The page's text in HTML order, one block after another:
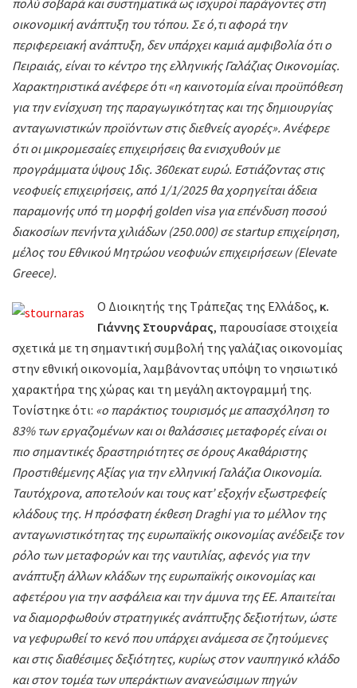
οικονομική ανάπτυξη του τόπου. Σε ό,τι αφορά την
περιφερειακή ανάπτυξη, δεν υπάρχει καμιά αμφιβολία ότι ο
Πειραιάς, είναι το κέντρο της ελληνικής Γαλάζιας Οικονομίας.
Χαρακτηριστικά ανέφερε ότι «η καινοτομία είναι προϋπόθεση
για την ενίσχυση της παραγωγικότητας και της δημιουργίας
ανταγωνιστικών προϊόντων στις διεθνείς αγορές». Ανέφερε
ότι οι μικρομεσαίες επιχειρήσεις θα ενισχυθούν με
προγράμματα ύψους 1δις. 360εκατ ευρώ. Εστιάζοντας στις
νεοφυείς επιχειρήσεις, από 1/1/2025 θα χορηγείται άδεια
παραμονής υπό τη μορφή golden visa για επένδυση ποσού
διακοσίων πενήντα χιλιάδων (250.000) σε startup επιχείρηση,
μέλος του Εθνικού Μητρώου νεοφυών επιχειρήσεων (Elevate
Greece).
Ο Διοικητής της Τράπεζας της Ελλάδος, κ.
Γιάννης Στουρνάρας, παρουσίασε στοιχεία
σχετικά με τη σημαντική συμβολή της γαλάζιας οικονομίας
στην εθνική οικονομία, λαμβάνοντας υπόψη το νησιωτικό
χαρακτήρα της χώρας και τη μεγάλη ακτογραμμή της.
Τονίστηκε ότι: «ο παράκτιος τουρισμός με απασχόληση το
83% των εργαζομένων και οι θαλάσσιες μεταφορές είναι οι
πιο σημαντικές δραστηριότητες σε όρους Ακαθάριστης
Προστιθέμενης Αξίας για την ελληνική Γαλάζια Οικονομία.
Ταυτόχρονα, αποτελούν και τους κατ’ εξοχήν εξωστρεφείς
κλάδους της. Η πρόσφατη έκθεση Draghi για το μέλλον της
ανταγωνιστικότητας της ευρωπαϊκής οικονομίας ανέδειξε τον
ρόλο των μεταφορών και της ναυτιλίας, αφενός για την
ανάπτυξη άλλων κλάδων της ευρωπαϊκής οικονομίας και
αφετέρου για την ασφάλεια και την άμυνα της ΕΕ. Απαιτείται
να διαμορφωθούν στρατηγικές ανάπτυξης δεξιοτήτων, ώστε
να γεφυρωθεί το κενό που υπάρχει ανάμεσα σε ζητούμενες
και στις διαθέσιμες δεξιότητες, κυρίως στον ναυπηγικό κλάδο
και στον τομέα των υπεράκτιων ανανεώσιμων πηγών